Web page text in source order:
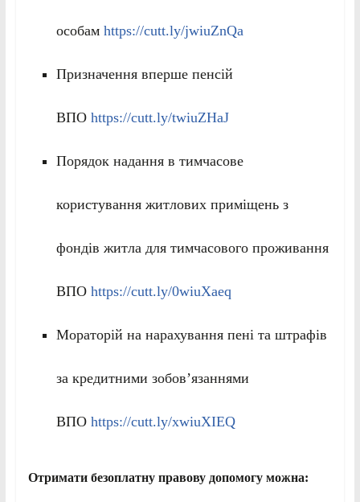
особам https://cutt.ly/jwiuZnQa
Призначення вперше пенсій
ВПО https://cutt.ly/twiuZHaJ
Порядок надання в тимчасове
користування житлових приміщень з
фондів житла для тимчасового проживання
ВПО https://cutt.ly/0wiuXaeq
Мораторій на нарахування пені та штрафів
за кредитними зобов’язаннями
ВПО https://cutt.ly/xwiuXIEQ
Отримати безоплатну правову допомогу можна: